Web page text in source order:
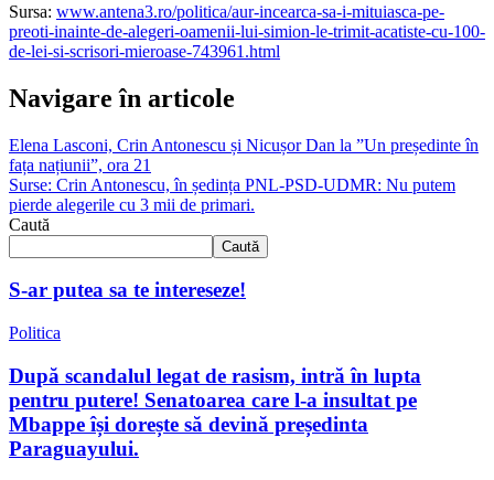
Sursa: www.antena3.ro/politica/aur-incearca-sa-i-mituiasca-pe-
preoti-inainte-de-alegeri-oamenii-lui-simion-le-trimit-acatiste-cu-100-
de-lei-si-scrisori-mieroase-743961.html
Navigare în articole
Elena Lasconi, Crin Antonescu și Nicușor Dan la ”Un președinte în
fața națiunii”, ora 21
Surse: Crin Antonescu, în ședința PNL-PSD-UDMR: Nu putem
pierde alegerile cu 3 mii de primari.
Caută
Caută
S-ar putea sa te intereseze!
Politica
După scandalul legat de rasism, intră în lupta
pentru putere! Senatoarea care l-a insultat pe
Mbappe își dorește să devină președinta
Paraguayului.